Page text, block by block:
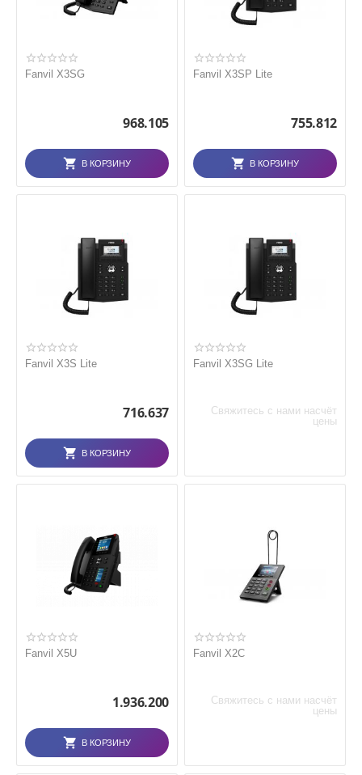
Fanvil X3SG
968.105
В КОРЗИНУ
Fanvil X3SP Lite
755.812
В КОРЗИНУ
Fanvil X3S Lite
716.637
В КОРЗИНУ
Fanvil X3SG Lite
Свяжитесь с нами насчёт
цены
Fanvil X5U
1.936.200
В КОРЗИНУ
Fanvil X2C
Свяжитесь с нами насчёт
цены